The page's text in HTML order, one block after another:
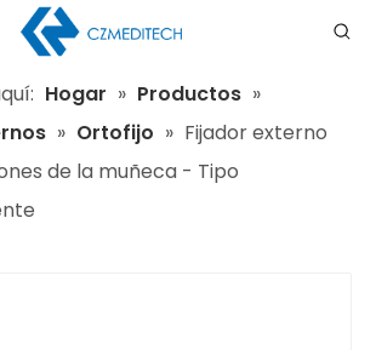
Hogar » Productos »
» Ortofijo » Fijador externo
de la muñeca - Tipo